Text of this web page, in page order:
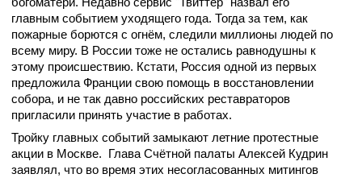
главным событием уходящего года. Тогда за тем, как
пожарные борются с огнём, следили миллионы людей по
всему миру. В России тоже не остались равнодушны к
этому происшествию. Кстати, Россия одной из первых
предложила Франции свою помощь в восстановлении
собора, и не так давно российских реставраторов
пригласили принять участие в работах.
Тройку главных событий замыкают летние протестные
акции в Москве. Глава Счётной палаты Алексей Кудрин
заявлял, что во время этих несогласованных митингов